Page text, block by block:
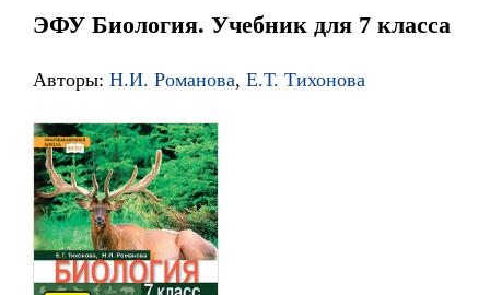
ЭФУ Биология. Учебник для 7 класса
Авторы: Н.И. Романова, Е.Т. Тихонова